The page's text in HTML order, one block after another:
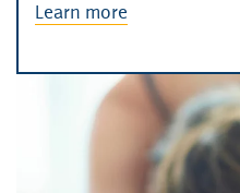
Learn more